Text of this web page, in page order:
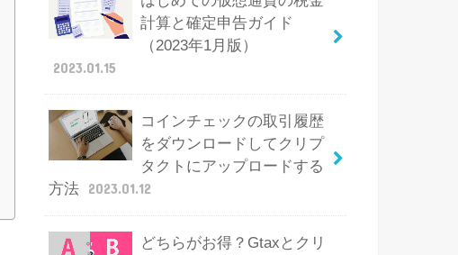
計算と確定申告ガイド
（2023年1月版）
2023.01.15
コインチェックの取引履歴
をダウンロードしてクリプ
タクトにアップロードする
方法
2023.01.12
どちらがお得？Gtaxとクリ